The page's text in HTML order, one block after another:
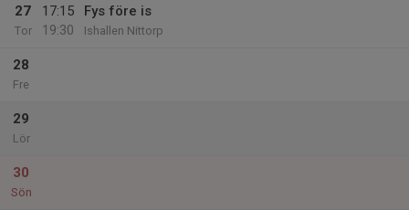
27
Tor
17:15
19:30
Fys före is
Ishallen Nittorp
28
Fre
29
Lör
30
Sön